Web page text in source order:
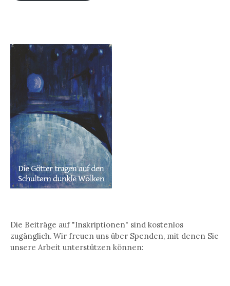
Die Beiträge auf "Inskriptionen" sind kostenlos
zugänglich. Wir freuen uns über Spenden, mit denen Sie
unsere Arbeit unterstützen können: